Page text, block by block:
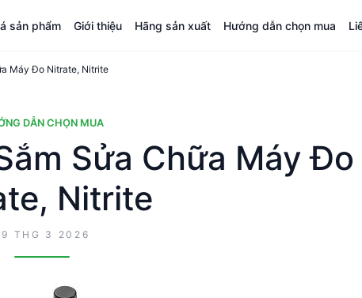
sản phẩm Giới thiệu Hãng sản xuất Hướng dẫn chọn mua
Máy Đo Nitrate, Nitrite
DẪN CHỌN MUA
Sửa Chữa Máy Đo
Nitrite
THG 3 2026